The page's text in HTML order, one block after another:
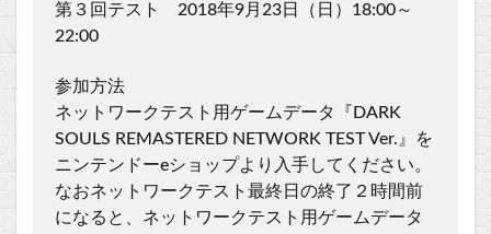
第３回テスト 2018年9月23日（日）18:00～
22:00
参加方法
ネットワークテスト用ゲームデータ『DARK
SOULS REMASTERED NETWORK TEST Ver.』を
ニンテンドーeショップより入手してください。
なおネットワークテスト最終日の終了２時間前
になると、ネットワークテスト用ゲームデータ